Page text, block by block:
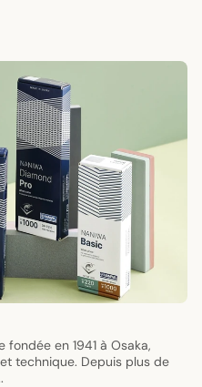
en 1941 à Osaka,
technique. Depuis plus de